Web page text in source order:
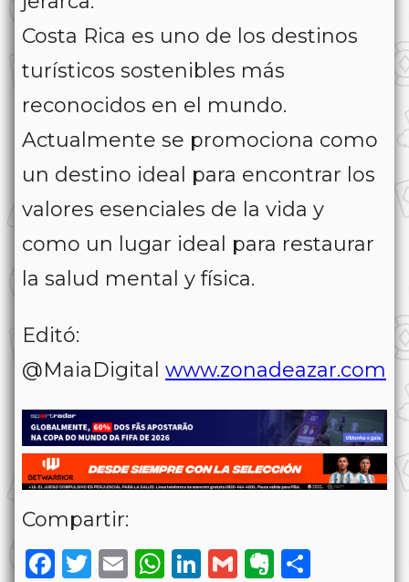
Costa Rica es uno de los destinos
turísticos sostenibles más
reconocidos en el mundo.
Actualmente se promociona como
un destino ideal para encontrar los
valores esenciales de la vida y
como un lugar ideal para restaurar
la salud mental y física.
Editó:
@MaiaDigital www.zonadeazar.com
Compartir:
Facebook
Twitter
EmailWhatsApp
LinkedIn
GmailEvernote